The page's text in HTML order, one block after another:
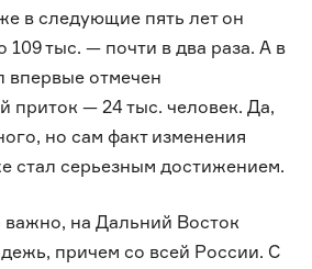
в следующие пять лет он
109 тыс. — почти в два раза. А в
впервые отмечен
приток — 24 тыс. человек. Да,
но сам факт изменения
стал серьезным достижением.
важно, на Дальний Восток
причем со всей России. С